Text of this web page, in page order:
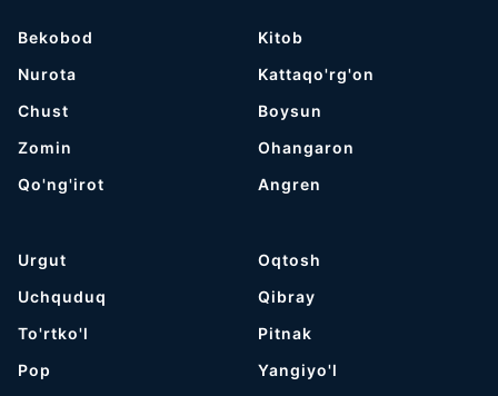
Bekobod
Nurota
Chust
Zomin
Qo'ng'irot
Kitob
Kattaqo'rg'on
Boysun
Ohangaron
Angren
Urgut
Uchquduq
To'rtko'l
Pop
Oqtosh
Qibray
Pitnak
Yangiyo'l